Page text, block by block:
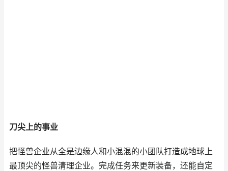
刀尖上的事业
把怪兽企业从全是边缘人和小混混的小团队打造成地球上
最顶尖的怪兽清理企业。完成任务来更新装备，还能自定